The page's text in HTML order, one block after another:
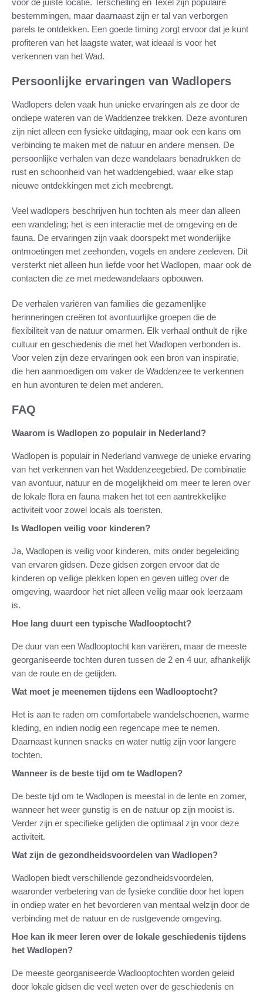
bestemmingen, maar daarnaast zijn er tal van verborgen
parels te ontdekken. Een goede timing zorgt ervoor dat je kunt
profiteren van het laagste water, wat ideaal is voor het
verkennen van het Wad.
Persoonlijke ervaringen van Wadlopers
Wadlopers delen vaak hun unieke ervaringen als ze door de
ondiepe wateren van de Waddenzee trekken. Deze avonturen
zijn niet alleen een fysieke uitdaging, maar ook een kans om
verbinding te maken met de natuur en andere mensen. De
persoonlijke verhalen van deze wandelaars benadrukken de
rust en schoonheid van het waddengebied, waar elke stap
nieuwe ontdekkingen met zich meebrengt.
Veel wadlopers beschrijven hun tochten als meer dan alleen
een wandeling; het is een interactie met de omgeving en de
fauna. De ervaringen zijn vaak doorspekt met wonderlijke
ontmoetingen met zeehonden, vogels en andere zeeleven. Dit
versterkt niet alleen hun liefde voor het Wadlopen, maar ook de
contacten die ze met medewandelaars opbouwen.
De verhalen variëren van families die gezamenlijke
herinneringen creëren tot avontuurlijke groepen die de
flexibiliteit van de natuur omarmen. Elk verhaal onthult de rijke
cultuur en geschiedenis die met het Wadlopen verbonden is.
Voor velen zijn deze ervaringen ook een bron van inspiratie,
die hen aanmoedigen om vaker de Waddenzee te verkennen
en hun avonturen te delen met anderen.
FAQ
Waarom is Wadlopen zo populair in Nederland?
Wadlopen is populair in Nederland vanwege de unieke ervaring
van het verkennen van het Waddenzeegebied. De combinatie
van avontuur, natuur en de mogelijkheid om meer te leren over
de lokale flora en fauna maken het tot een aantrekkelijke
activiteit voor zowel locals als toeristen.
Is Wadlopen veilig voor kinderen?
Ja, Wadlopen is veilig voor kinderen, mits onder begeleiding
van ervaren gidsen. Deze gidsen zorgen ervoor dat de
kinderen op veilige plekken lopen en geven uitleg over de
omgeving, waardoor het niet alleen veilig maar ook leerzaam
is.
Hoe lang duurt een typische Wadlooptocht?
De duur van een Wadlooptocht kan variëren, maar de meeste
georganiseerde tochten duren tussen de 2 en 4 uur, afhankelijk
van de route en de getijden.
Wat moet je meenemen tijdens een Wadlooptocht?
Het is aan te raden om comfortabele wandelschoenen, warme
kleding, en indien nodig een regencape mee te nemen.
Daarnaast kunnen snacks en water nuttig zijn voor langere
tochten.
Wanneer is de beste tijd om te Wadlopen?
De beste tijd om te Wadlopen is meestal in de lente en zomer,
wanneer het weer gunstig is en de natuur op zijn mooist is.
Verder zijn er specifieke getijden die optimaal zijn voor deze
activiteit.
Wat zijn de gezondheidsvoordelen van Wadlopen?
Wadlopen biedt verschillende gezondheidsvoordelen,
waaronder verbetering van de fysieke conditie door het lopen
in ondiep water en het bevorderen van mentaal welzijn door de
verbinding met de natuur en de rustgevende omgeving.
Hoe kan ik meer leren over de lokale geschiedenis tijdens
het Wadlopen?
De meeste georganiseerde Wadlooptochten worden geleid
door lokale gidsen die veel weten over de geschiedenis en